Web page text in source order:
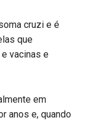
cruzi e é
que
vacinas e
em
anos e, quando